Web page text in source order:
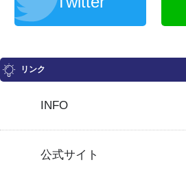
リンク
INFO
公式サイト